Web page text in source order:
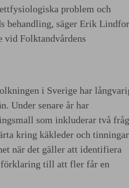
problem och
behandling, säger Erik
vid Folktandvårdens
i Sverige har
Under senare år har
som inkluderar två
kring käkleder och
när det gäller att identifiera
till att fler får en